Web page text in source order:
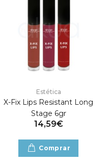
Estética
X-Fix Lips Resistant Long
Stage 6gr
14,59€
Comprar